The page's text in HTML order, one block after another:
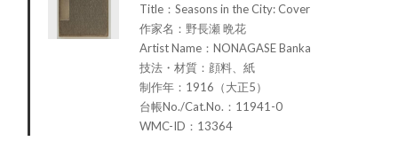
Title：Seasons in the City: Cover
作家名：野長瀬 晩花
Artist Name：NONAGASE Banka
技法・材質：顔料、紙
制作年：1916（大正5）
台帳No./Cat.No.：11941-0
WMC-ID：13364